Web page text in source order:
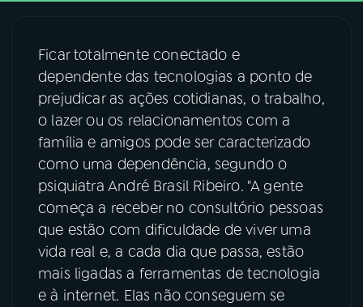
03PROGRAMAÇÃO
04PROGRAMAS
05
06VIDEOCASTS
ÚLTIMAS
08 FESTIVAL DE MÚSICA
Ficar totalmente conectado e
dependente das tecnologias a ponto de
prejudicar as ações cotidianas, o trabalho,
o lazer ou os relacionamentos com a
família e amigos pode ser caracterizado
como uma dependência, segundo o
psiquiatra André Brasil Ribeiro. "A gente
começa a receber no consultório pessoas
que estão com dificuldade de viver uma
vida real e, a cada dia que passa, estão
mais ligadas a ferramentas de tecnologia
e à internet. Elas não conseguem se